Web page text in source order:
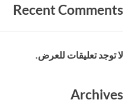
Recent Comments
لا توجد تعليقات للعرض.
Archives